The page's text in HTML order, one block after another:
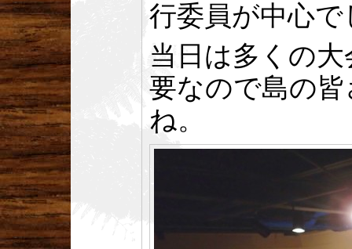
行委員が中心で
当日は多くの
要なので島の
ね。